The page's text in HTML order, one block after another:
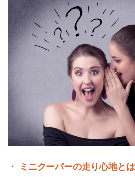
ミニクーパーの走り心地とは